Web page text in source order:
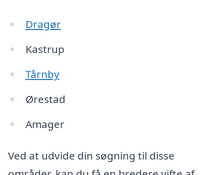
Dragør
Kastrup
Tårnby
Ørestad
Amager
Ved at udvide din søgning til disse